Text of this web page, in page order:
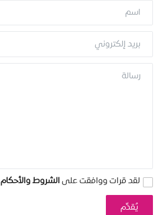
أكثر 7 تهديدات رقمية للأطفال
كيف تحمي طفلك في 5 خطوات؟
استقصاء
توعية
ملفات خاصة
حوارات
مجتمعنا
لقد قرات ووافقت علىالشروط والأحكام
يُقدِّم